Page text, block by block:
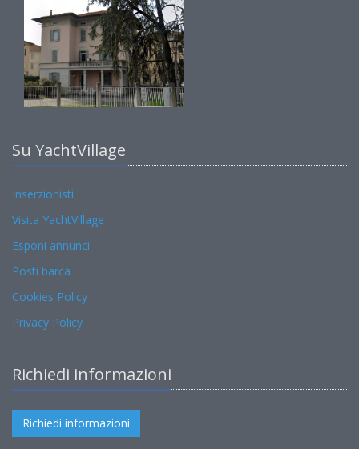
Su YachtVillage
Inserzionisti
Visita YachtVillage
Esponi annunci
Posti barca
Cookies Policy
Privacy Policy
Richiedi informazioni
Richiedi informazioni